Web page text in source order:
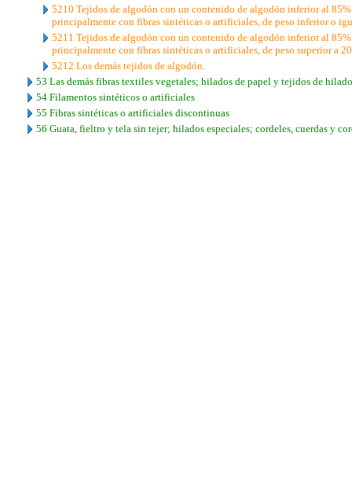
5210 Tejidos de algodón con un contenido de algodón inferior al
principalmente con fibras sintéticas o artificiales, de peso inferior o
5211 Tejidos de algodón con un contenido de algodón inferior al
principalmente con fibras sintéticas o artificiales, de peso superior a
5212 Los demás tejidos de algodón.
53 Las demás fibras textiles vegetales; hilados de papel y tejidos de
54 Filamentos sintéticos o artificiales
55 Fibras sintéticas o artificiales discontinuas
56 Guata, fieltro y tela sin tejer; hilados especiales; cordeles, cuerdas y